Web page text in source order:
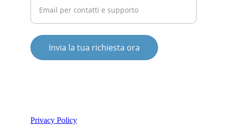
Invia la tua richiesta ora